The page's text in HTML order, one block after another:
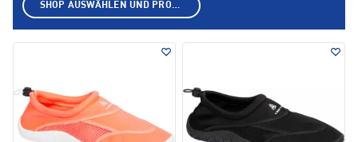
SHOP AUSWÄHLEN UND PRODUKTE ANZEIGEN